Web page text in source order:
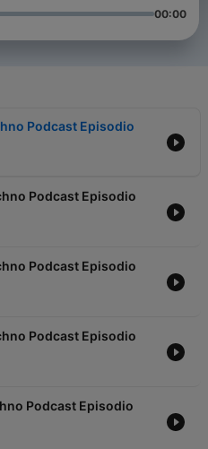
00:00
Podcast Episodio
Podcast Episodio
Podcast Episodio
Podcast Episodio
Podcast Episodio